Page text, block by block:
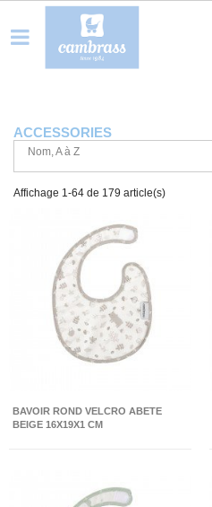
ACCESSORIES
Nom, A à Z
Affichage 1-64 de 179 article(s)
BAVOIR ROND VELCRO ABETE
BEIGE 16X19X1 CM